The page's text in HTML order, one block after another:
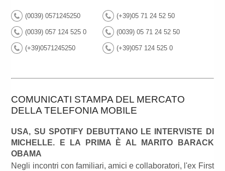
(0039) 0571245250 (+39)05 71 24 52 50
(0039) 057 124 525 0 (0039) 05 71 24 52 50
(+39)0571245250 (+39)057 124 525 0
COMUNICATI STAMPA DEL MERCATO
DELLA TELEFONIA MOBILE
USA, SU SPOTIFY DEBUTTANO LE INTERVISTE DI
MICHELLE. E LA PRIMA È AL MARITO BARACK
OBAMA
Negli incontri con familiari, amici e collaboratori, l'ex First